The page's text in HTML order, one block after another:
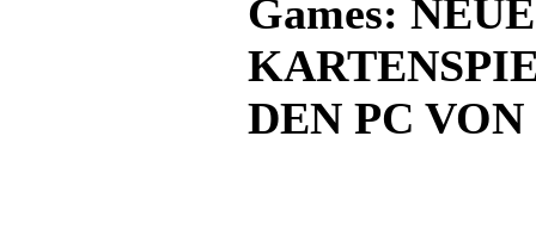
Games:
DEN PC